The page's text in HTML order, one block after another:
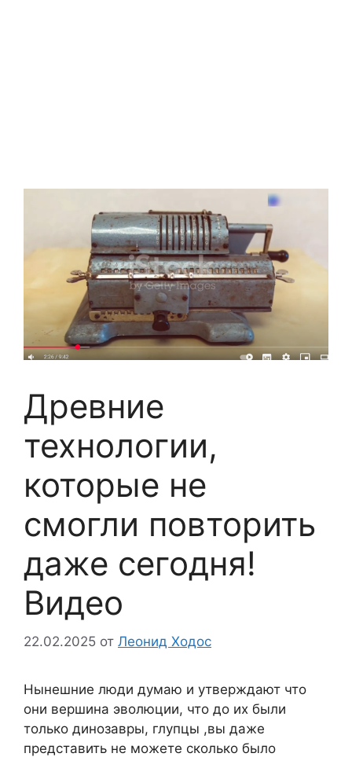
Древние
технологии,
которые не
смогли повторить
даже сегодня!
Видео
22.02.2025 от Леонид Ходос
Нынешние люди думаю и утверждают что
они вершина эволюции, что до их были
только динозавры, глупцы ,вы даже
представить не можете сколько было